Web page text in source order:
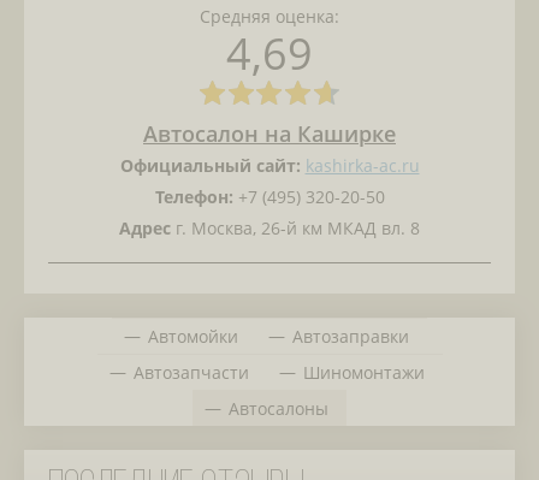
Средняя оценка:
4,69
Автосалон на Каширке
Официальный сайт: kashirka-ac.ru
Телефон: +7 (495) 320-20-50
Адрес г. Москва, 26-й км МКАД вл. 8
Автомойки
Автозаправки
Автозапчасти
Шиномонтажи
Автосалоны